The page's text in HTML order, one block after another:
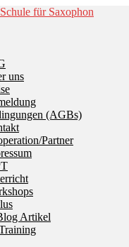
uns
(AGBs)
Partner
Artikel